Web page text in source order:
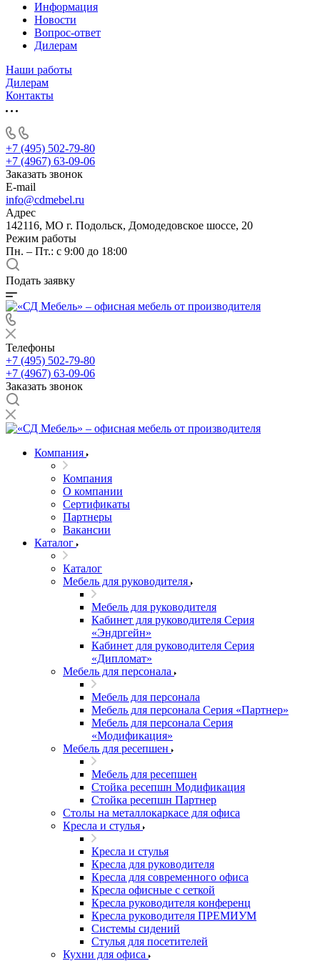
Информация
Новости
Вопрос-ответ
Дилерам
Наши работы
Дилерам
Контакты
+7 (495) 502-79-80
+7 (4967) 63-09-06
Заказать звонок
E-mail
info@cdmebel.ru
Адрес
142116, МО г. Подольск, Домодедовское шоссе, 20
Режим работы
Пн. – Пт.: с 9:00 до 18:00
Подать заявку
Телефоны
+7 (495) 502-79-80
+7 (4967) 63-09-06
Заказать звонок
Компания
Компания
О компании
Сертификаты
Партнеры
Вакансии
Каталог
Каталог
Мебель для руководителя
Мебель для руководителя
Кабинет для руководителя Серия
«Эндргейн»
Кабинет для руководителя Серия
«Дипломат»
Мебель для персонала
Мебель для персонала
Мебель для персонала Серия «Партнер»
Мебель для персонала Серия
«Модификация»
Мебель для ресепшен
Мебель для ресепшен
Стойка ресепшн Модификация
Стойка ресепшн Партнер
Столы на металлокаркасе для офиса
Кресла и стулья
Кресла и стулья
Кресла для руководителя
Кресла для современного офиса
Кресла офисные с сеткой
Кресла руководителя конференц
Кресла руководителя ПРЕМИУМ
Системы сидений
Стулья для посетителей
Кухни для офиса